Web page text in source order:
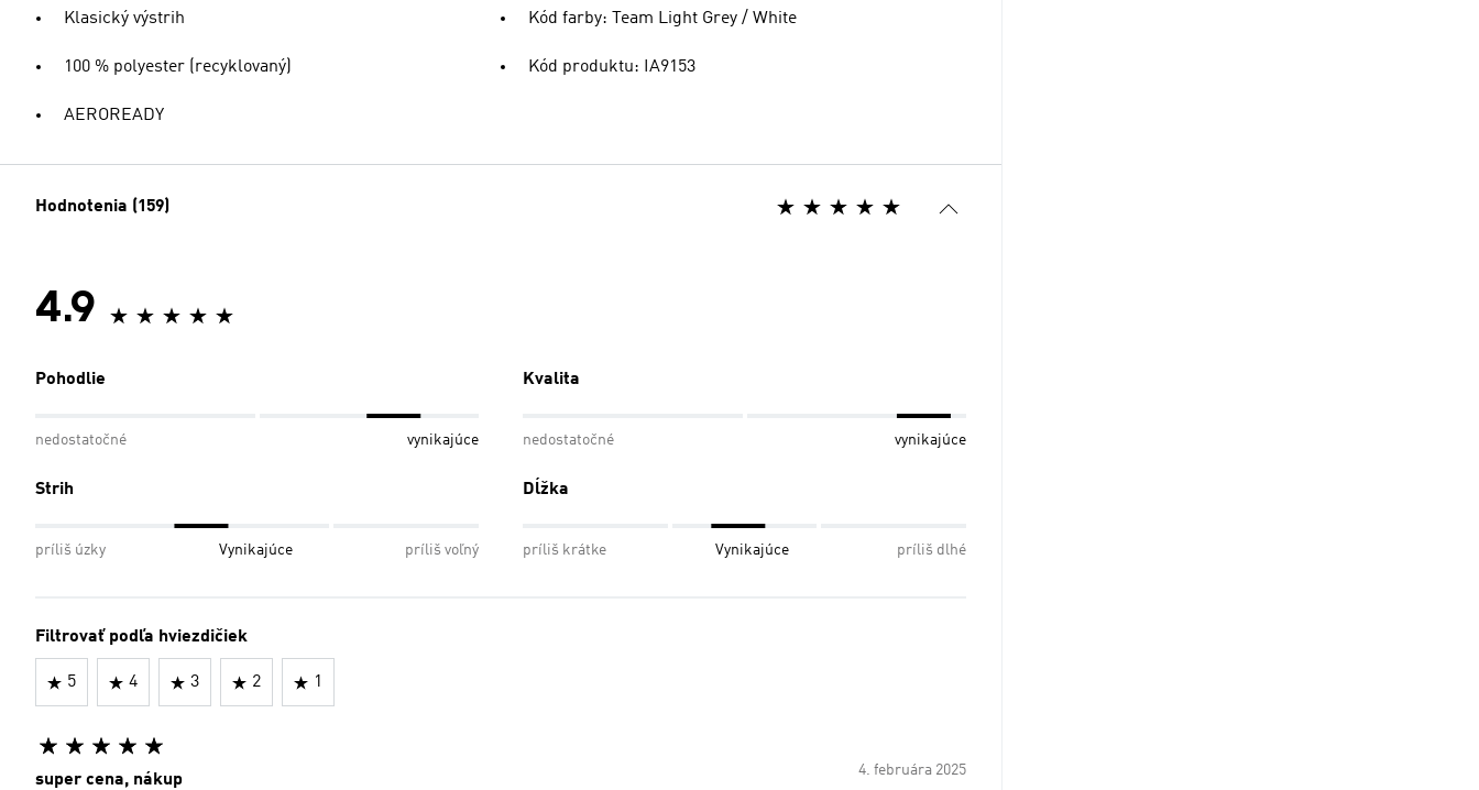
Klasický výstrih
100 % polyester (recyklovaný)
AEROREADY
Kód farby: Team Light Grey / White
Kód produktu: IA9153
Hodnotenia (159)
4.9
Pohodlie
nedostatočné vynikajúce
Kvalita
nedostatočné vynikajúce
Strih
príliš úzky Vynikajúce príliš voľný
Dĺžka
príliš krátke Vynikajúce príliš dlhé
Filtrovať podľa hviezdičiek
5 4 3 2 1
4. februára 2025
super cena, nákup